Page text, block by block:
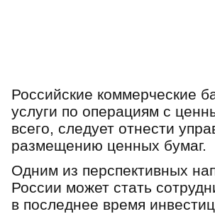
Российские коммерческие
услуги по операциям с
всего, следует отнести
размещению ценных бумаг.
Одним из перспективных
России может стать
в последнее время